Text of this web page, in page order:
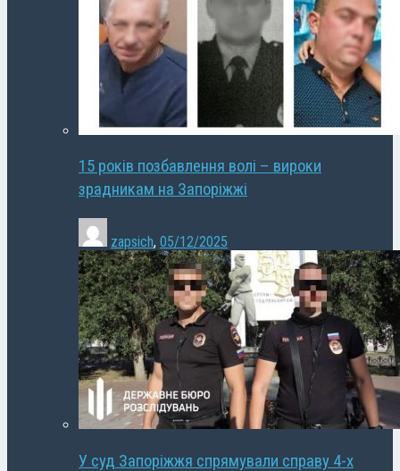
15 років позбавлення волі – вироки
зрадникам на Запоріжжі
zapsich, 05/12/2025
У суд Запоріжжя спрямували справу 4-х